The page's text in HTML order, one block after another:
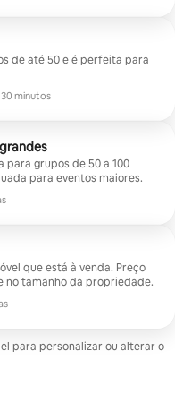
de até 50 e é perfeita para
30 minutos
para grupos de 50 a 100
para eventos maiores.
está à venda. Preço
no tamanho da propriedade.
para personalizar ou alterar o